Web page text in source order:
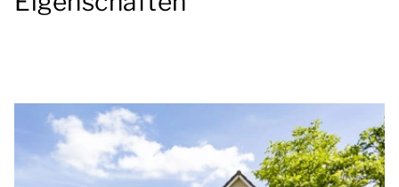
Badewanne, eine begehbare Dusche und ein
(elektrischen) Fahrrädern geeignet.
In der ersten Etage gibt es 2 Schlafzimmer und ein